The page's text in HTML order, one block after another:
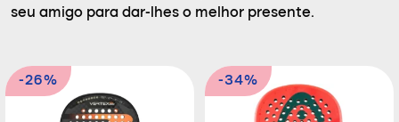
seu amigo para dar-lhes o melhor presente.
-26% -34%